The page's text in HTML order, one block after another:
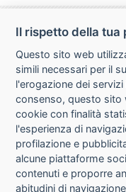
Il rispetto della tua
Questo sito web
simili necessari per il
l'erogazione dei
consenso, questo sito
cookie con finalità
l'esperienza di
profilazione e
alcune piattaforme
contenuti e proporre
abitudini di